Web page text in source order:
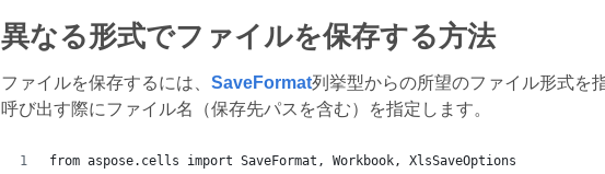
異なる形式でファイルを保存する方法
ファイルを保存するには、 SaveFormat列挙型からの所望のファイル形式を
呼び出す際にファイル名（保存先パスを含む）を指定します。
from aspose.cells import SaveFormat, Workbook, XlsSaveOptions